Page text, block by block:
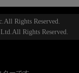
Rights Reserved.
Rights Reserved.